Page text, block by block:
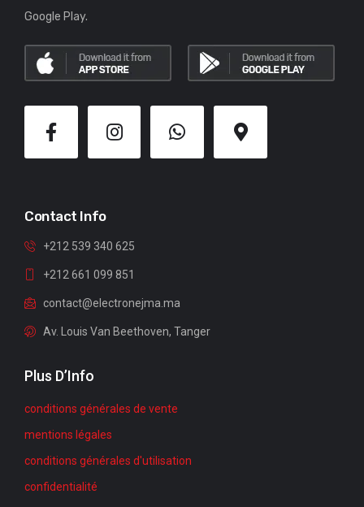
Google Play.
Contact Info
+212 539 340 625
+212 661 099 851
contact@electronejma.ma
Av. Louis Van Beethoven, Tanger
Plus D’Info
conditions générales de vente
mentions légales
conditions générales d'utilisation
confidentialité